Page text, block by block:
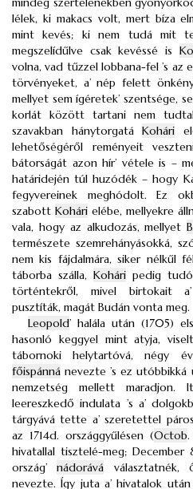
lélek, ki makacs volt, mert bíza
mint kevés; ki nem tudá mit
megszelídűlve csak kevéssé is
volna, vad tűzzel lobbana-fel ’s az
törvényeket, a’ nép felett
mellyet sem ígéretek’ szentsége,
korlát között tartani nem
szavakban hánytorgatáKohári
lehetőségéről reményeit
bátorságát azon hír’ vétele is –
határidején túl huzódék – hogy
fegyvereinek meghódolt. Ez
szabott Kohárielébe, mellyekre
vala, hogy az alkudozás, mellyet
természete szemrehányásokká,
nem kis fájdalmára, siker nélkűl
táborba szálla, Koháripedig
történtekről, mivel birtokait
pusztíták, magát Budán vonta meg.
Leopold’ halála után (1705)
hasonló keggyel mint atyja,
tábornoki helytartóvá, négy
főispánná nevezte ’s ez utóbbikká
nemzetség mellett maradjon.
leereszkedő indulata ’s a’
tárgyává tette a’ szeretettel
az 1714d. országgyűlésen (Octob
hivatallal tisztelé-meg;
ország’nádorává választatnék,
nevezte. Így juta a’ hivatalok